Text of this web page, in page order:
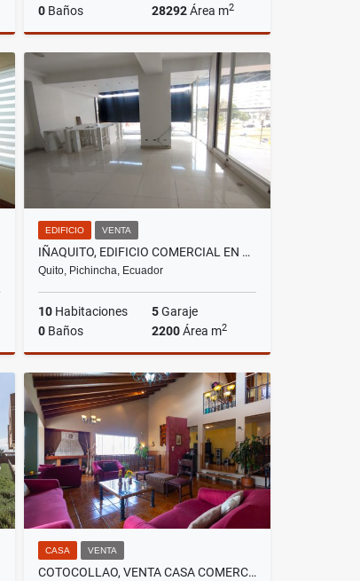
0 Baños 28292Área m2
Venta
US$781,552
EDIFICIO VENTA
IÑAQUITO, EDIFICIO COMERCIAL EN VENTA, 2200M2, 10 AMBIENTES
Quito, Pichincha, Ecuador
10 Habitaciones 5Garaje
0 Baños 2200Área m2
Venta
US$1,100,000
CASA VENTA
COTOCOLLAO, VENTA CASA COMERCIAL 550M2, CON 3 DEPARTAMENTOS